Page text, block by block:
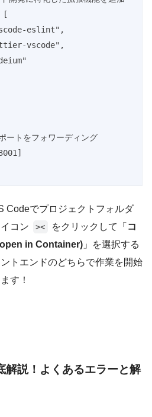
Codeでプロジェクトフォルダ
コン
>< をクリックして「 コ
in Container) 」を選択する
トエンドのどちらで作業を開始
す！
解説！よくあるエラーと解